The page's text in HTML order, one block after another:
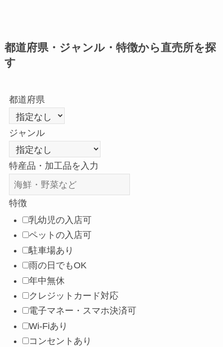
都道府県・ジャンル・特徴から直売所を探
す
都道府県
ジャンル
特産品・加工品を入力
特徴
乳幼児の入店可
ペットの入店可
駐車場あり
雨の日でもOK
年中無休
クレジットカード対応
電子マネー・スマホ決済可
Wi-Fiあり
コンセントあり